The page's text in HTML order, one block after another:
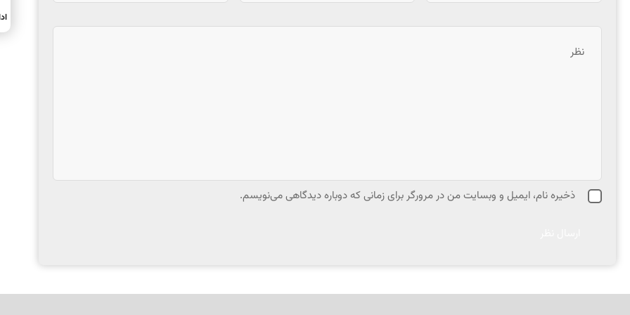
ذخیره نام، ایمیل و وبسایت من در مرورگر برای زمانی که دوباره دیدگاهی می‌نویسم.